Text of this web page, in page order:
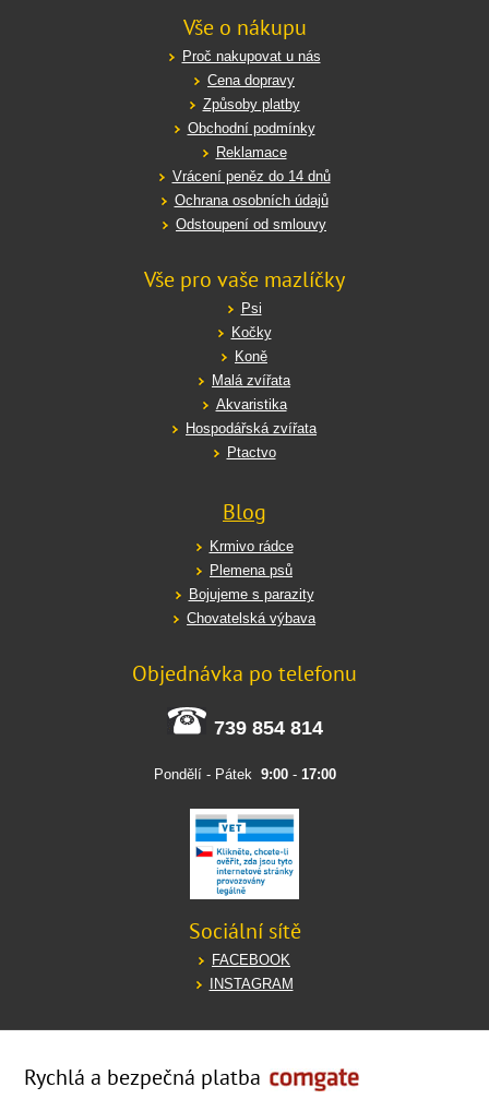
Vše o nákupu
Proč nakupovat u nás
Cena dopravy
Způsoby platby
Obchodní podmínky
Reklamace
Vrácení peněz do 14 dnů
Ochrana osobních údajů
Odstoupení od smlouvy
Vše pro vaše mazlíčky
Psi
Kočky
Koně
Malá zvířata
Akvaristika
Hospodářská zvířata
Ptactvo
Blog
Krmivo rádce
Plemena psů
Bojujeme s parazity
Chovatelská výbava
Objednávka po telefonu
739 854 814
Pondělí - Pátek 9:00- 17:00
Sociální sítě
FACEBOOK
INSTAGRAM
Rychlá a bezpečná platba